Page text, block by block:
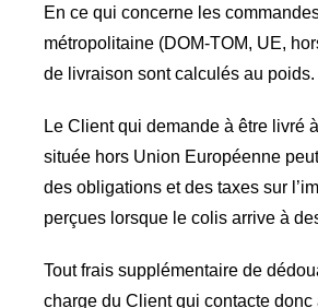
En ce qui concerne les
métropolitaine (DOM-TOM, UE,
de livraison sont calculés au poids.
Le Client qui demande à être livré
située hors Union Européenne
des obligations et des taxes sur
perçues lorsque le colis arrive à
Tout frais supplémentaire de
charge du Client qui contacte donc